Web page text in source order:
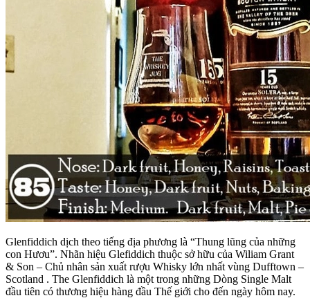
Glenfiddich dịch theo tiếng địa phương là “Thung lũng của những
con Hươu”. Nhãn hiệu Glefiddich thuộc sở hữu của Wiliam Grant
& Son – Chủ nhân sản xuất rượu Whisky lớn nhất vùng Dufftown –
Scotland . The Glenfiddich là một trong những Dòng Single Malt
đầu tiên có thương hiệu hàng đầu Thế giới cho đến ngày hôm nay.